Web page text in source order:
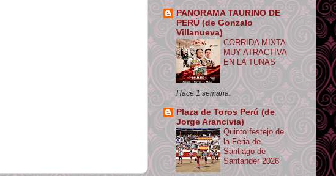
PANORAMA TAURINO DE
PERÚ (de Gonzalo
Villanueva)
CORRIDA MIXTA
MUY ATRACTIVA
EN LA TUNAS
Hace 1 semana.
Plaza de Toros Perú (de
Jorge Arancivia)
Quinto festejo de
la Feria de
Santiago de
Santander 2026